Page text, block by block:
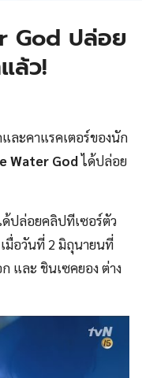
God ปล่อย
ล้ว!
ละคาแรคเตอร์ของนัก
Water Godได้ปล่อย
ปล่อยคลิปทีเซอร์ตัว
เมื่อวันที่ 2 มิถุนายนที่
และ ชินเซคยอง ต่าง